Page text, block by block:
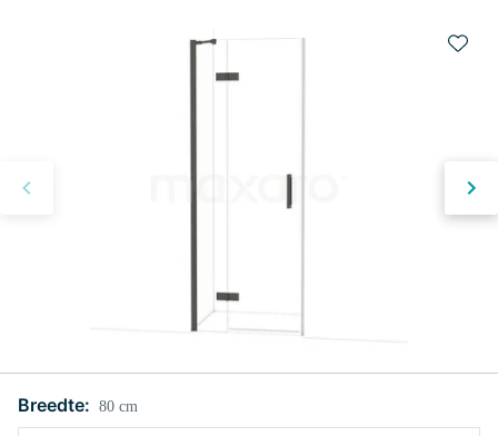
Breedte: 80 cm